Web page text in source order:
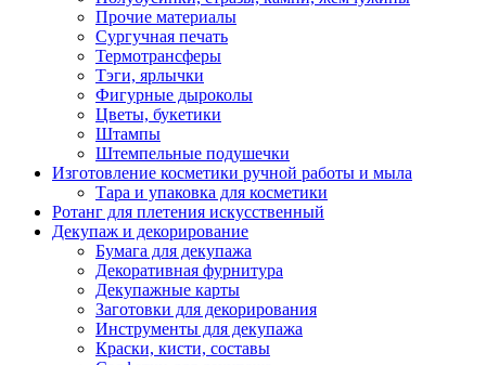
Прочие материалы
Сургучная печать
Термотрансферы
Тэги, ярлычки
Фигурные дыроколы
Цветы, букетики
Штампы
Штемпельные подушечки
Изготовление косметики ручной работы и мыла
Тара и упаковка для косметики
Ротанг для плетения искусственный
Декупаж и декорирование
Бумага для декупажа
Декоративная фурнитура
Декупажные карты
Заготовки для декорирования
Инструменты для декупажа
Краски, кисти, составы